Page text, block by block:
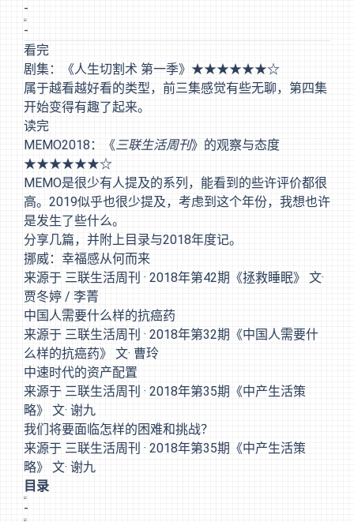
-
-
看完
剧集：《人生切割术 第一季》★★★★★★☆
属于越看越好看的类型，前三集感觉有些无聊，第四集
开始变得有趣了起来。
读完
MEMO2018：《三联生活周刊》的观察与态度
★★★★★★☆
MEMO是很少有人提及的系列，能看到的些许评价都很
高。2019似乎也很少提及，考虑到这个年份，我想也许
是发生了些什么。
分享几篇，并附上目录与2018年度记。
挪威：幸福感从何而来
来源于 三联生活周刊 · 2018年第42期《拯救睡眠》 文·
贾冬婷 / 李菁
中国人需要什么样的抗癌药
来源于 三联生活周刊 · 2018年第32期《中国人需要什
么样的抗癌药》 文· 曹玲
中速时代的资产配置
来源于 三联生活周刊 · 2018年第35期《中产生活策
略》 文· 谢九
我们将要面临怎样的困难和挑战？
来源于 三联生活周刊 · 2018年第35期《中产生活策
略》 文· 谢九
目录
-